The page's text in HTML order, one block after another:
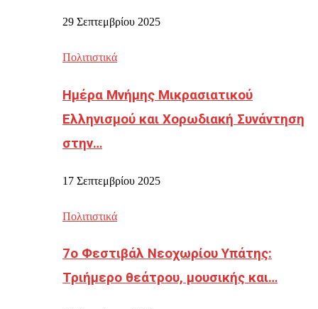
29 Σεπτεμβρίου 2025
Πολιτιστικά
Ημέρα Μνήμης Μικρασιατικού
Ελληνισμού και Χορωδιακή Συνάντηση
στην…
17 Σεπτεμβρίου 2025
Πολιτιστικά
7ο Φεστιβάλ Νεοχωρίου Υπάτης:
Τριήμερο θεάτρου, μουσικής και…